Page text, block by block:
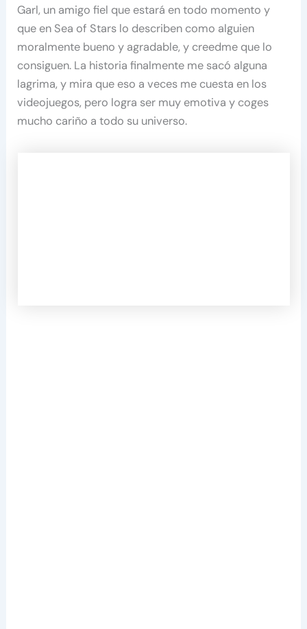
Garl, un amigo fiel que estará en todo momento y
que en Sea of Stars lo describen como alguien
moralmente bueno y agradable, y creedme que lo
consiguen. La historia finalmente me sacó alguna
lagrima, y mira que eso a veces me cuesta en los
videojuegos, pero logra ser muy emotiva y coges
mucho cariño a todo su universo.